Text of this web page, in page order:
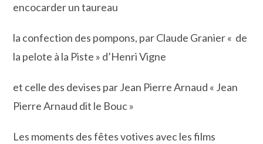
encocarder un taureau
la confection des pompons, par Claude Granier « de
la pelote à la Piste » d’Henri Vigne
et celle des devises par Jean Pierre Arnaud « Jean
Pierre Arnaud dit le Bouc »
Les moments des fêtes votives avec les films